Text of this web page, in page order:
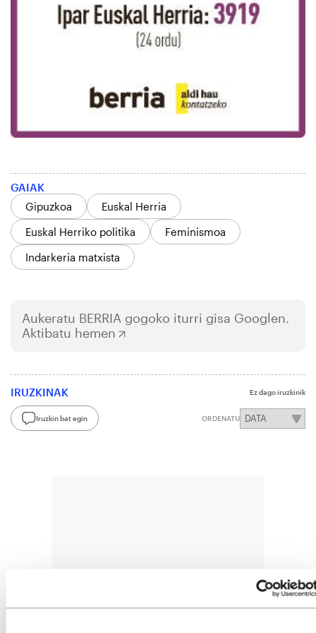
GAIAK
Gipuzkoa
Euskal Herria
Euskal Herriko politika
Feminismoa
Indarkeria matxista
Aukeratu BERRIA gogoko iturri gisa Googlen.
Aktibatu hemen
IRUZKINAK Ez dago iruzkinik
Iruzkin bat egin ORDENATU